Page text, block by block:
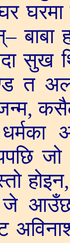
बाबा
सुख
त
कसैले
आउँछ